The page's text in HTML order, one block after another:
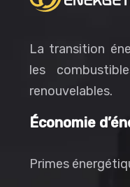
La transition
les
renouvelables.
Économie
Primes